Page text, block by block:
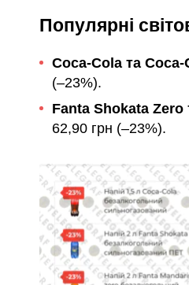
Популярні
Coca-Cola та
(–23%).
Fanta Shokata Zero
62,90 грн (–23%).